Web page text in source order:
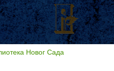
Новог Сада